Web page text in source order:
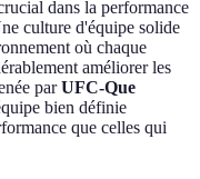
dans la performance
culture d'équipe solide
où chaque
améliorer les
parUFC-Que
bien définie
que celles qui